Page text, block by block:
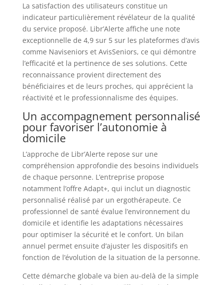
La satisfaction des utilisateurs constitue un
indicateur particulièrement révélateur de la qualité
du service proposé. Libr’Alerte affiche une note
exceptionnelle de 4,9 sur 5 sur les plateformes d’avis
comme Naviseniors et AvisSeniors, ce qui démontre
l’efficacité et la pertinence de ses solutions. Cette
reconnaissance provient directement des
bénéficiaires et de leurs proches, qui apprécient la
réactivité et le professionnalisme des équipes.
Un accompagnement personnalisé
pour favoriser l’autonomie à
domicile
L’approche de Libr’Alerte repose sur une
compréhension approfondie des besoins individuels
de chaque personne. L’entreprise propose
notamment l’offre Adapt+, qui inclut un diagnostic
personnalisé réalisé par un ergothérapeute. Ce
professionnel de santé évalue l’environnement du
domicile et identifie les adaptations nécessaires
pour optimiser la sécurité et le confort. Un bilan
annuel permet ensuite d’ajuster les dispositifs en
fonction de l’évolution de la situation de la personne.
Cette démarche globale va bien au-delà de la simple